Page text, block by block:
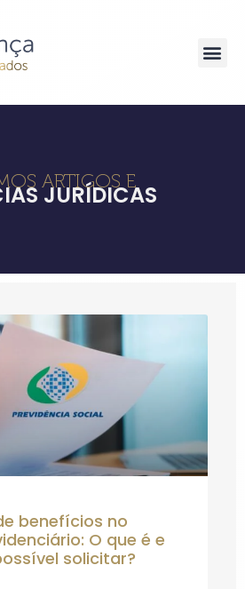
ARTIGOS E
JURÍDICAS
benefícios no
O que é e
solicitar?